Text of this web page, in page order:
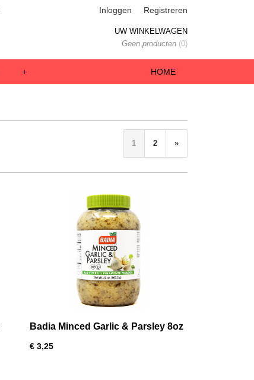
Inloggen Registreren
UW WINKELWAGEN
Geen producten (0)
HOME
+
1 2 »
Badia Minced Garlic & Parsley 8oz
€ 3,25